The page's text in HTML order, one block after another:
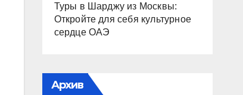
Туры в Шарджу из Москвы:
Откройте для себя культурное
сердце ОАЭ
Архив